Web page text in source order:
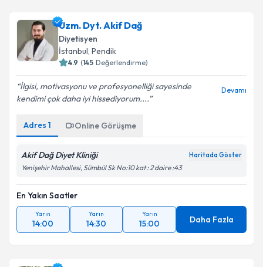
Uzm. Dyt. Akif Dağ
Diyetisyen
İstanbul, Pendik
4.9 (145 Değerlendirme)
İlgisi, motivasyonu ve profesyonelliği sayesinde
kendimi çok daha iyi hissediyorum....
Devamı
Adres 1 Online Görüşme
Akif Dağ Diyet Kliniği Haritada Göster
Yenişehir Mahallesi, Sümbül Sk No:10 kat : 2 daire :43
En Yakın Saatler
Yarın
14:00
Yarın
14:30
Yarın
15:00 Daha Fazla